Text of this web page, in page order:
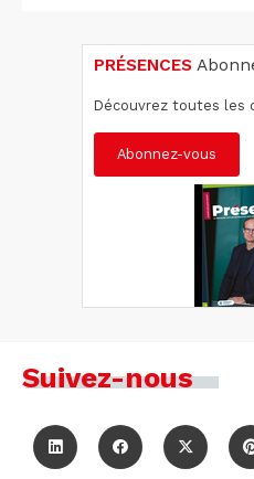
PRÉSENCES
Découvrez toutes les
Abonnez-vous
Suivez-nous